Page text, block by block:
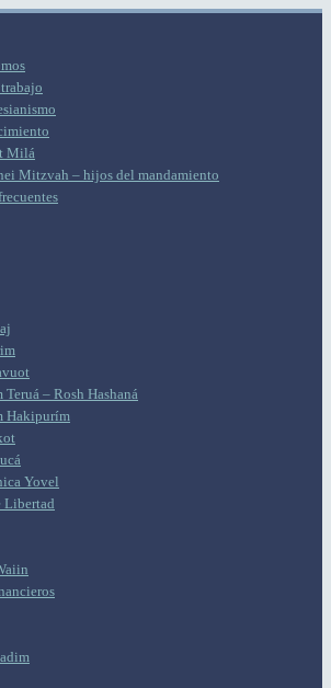
Milá
Mitzvah – hijos del mandamiento
Teruá – Rosh Hashaná
Hakipurím
Yovel
Libertad